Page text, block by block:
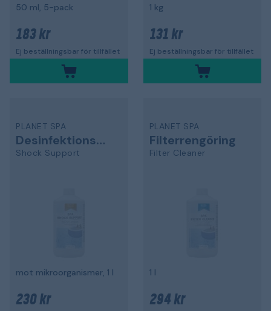
50 ml, 5-pack
183 kr
Ej beställningsbar för tillfället
1 kg
131 kr
Ej beställningsbar för tillfället
PLANET SPA
Desinfektionsmedel
Shock Support
mot mikroorganismer, 1 l
230 kr
PLANET SPA
Filterrengöring
Filter Cleaner
1 l
294 kr